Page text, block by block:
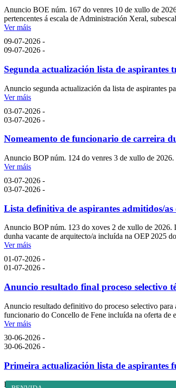
Anuncio BOE núm. 167 do venres 10 de xullo de
pertencentes á escala de Administración Xeral,
Ver máis
09-07-2026 -
09-07-2026 -
Segunda actualización lista de aspirantes
Anuncio segunda actualización da lista de aspirantes
Ver máis
03-07-2026 -
03-07-2026 -
Nomeamento de funcionario de carreira
Anuncio BOP núm. 124 do venres 3 de xullo de
Ver máis
03-07-2026 -
03-07-2026 -
Lista definitiva de aspirantes admitidos/as
Anuncio BOP núm. 123 do xoves 2 de xullo de 2026.
dunha vacante de arquitecto/a incluída na OEP 2025
Ver máis
01-07-2026 -
01-07-2026 -
Anuncio resultado final proceso selectivo
Anuncio resultado definitivo do proceso selectivo
funcionario do Concello de Fene incluída na oferta de
Ver máis
30-06-2026 -
30-06-2026 -
Primeira actualización lista de aspirantes
Primeira actualización da lista de aspirantes para o